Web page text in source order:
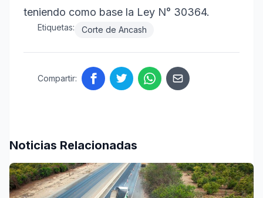
teniendo como base la Ley N° 30364.
Etiquetas: Corte de Ancash
Compartir:
Noticias Relacionadas